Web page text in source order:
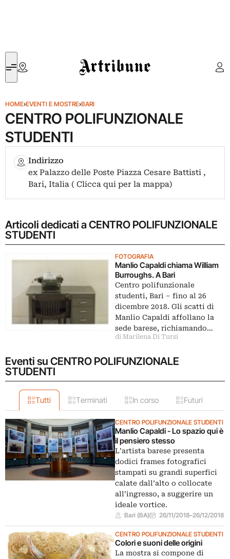
Artribune
HOME›EVENTI E MOSTRE›BARI
CENTRO POLIFUNZIONALE
STUDENTI
Indirizzo
ex Palazzo delle Poste Piazza Cesare Battisti ,
Bari, Italia ( Clicca qui per la mappa)
Articoli dedicati a CENTRO POLIFUNZIONALE
STUDENTI
FOTOGRAFIA
Manlio Capaldi chiama William
Burroughs. A Bari
Centro polifunzionale
studenti, Bari ‒ fino al 26
dicembre 2018. Gli scatti di
Manlio Capaldi affollano la
sede barese, richiamando…
di Marilena Di Tursi
Eventi su CENTRO POLIFUNZIONALE
STUDENTI
Tutti Terminati In corso Futuri
CENTRO POLIFUNZIONALE STUDENTI
Manlio Capaldi - Lo spazio qui è
il pensiero stesso
L’artista barese presenta
dodici frames fotografici
stampati su grandi superfici
calate dall’alto o collocate
all’ingresso, a suggerire un
ideale vortice.
Bari (BA) 26/11/2018–26/12/2018
CENTRO POLIFUNZIONALE STUDENTI
Colori e suoni delle origini
La mostra si compone di